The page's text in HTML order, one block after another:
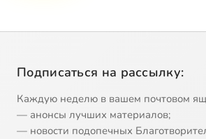
Подписаться на рассылку:
Каждую неделю в вашем почтовом
— анонсы лучших материалов;
— новости подопечных